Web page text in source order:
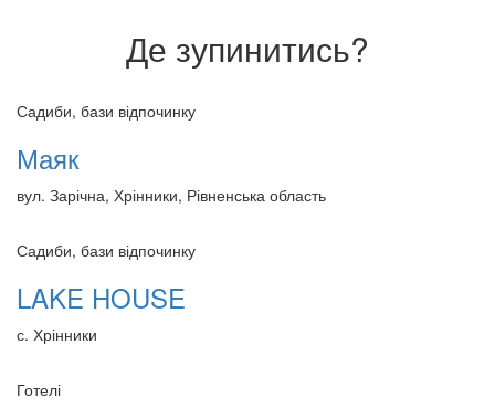
Де зупинитись?
Садиби, бази відпочинку
Маяк
вул. Зарічна, Хрінники, Рівненська область
Садиби, бази відпочинку
LAKE HOUSE
с. Хрінники
Готелі